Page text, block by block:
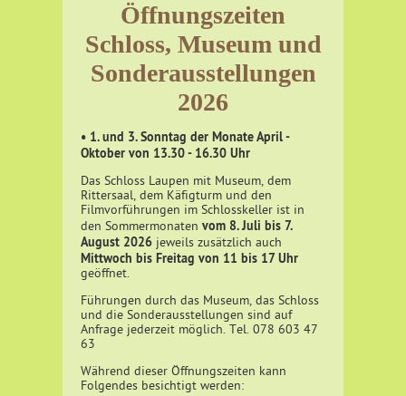
Öffnungszeiten
Schloss, Museum und
Sonderausstellungen
2026
• 1. und 3. Sonntag der Monate April -
Oktober von 13.30 - 16.30 Uhr
Das Schloss Laupen mit Museum, dem
Rittersaal, dem Käfigturm und den
Filmvorführungen im Schlosskeller ist in
den Sommermonaten vom 8. Juli bis 7.
August 2026 jeweils zusätzlich auch
Mittwoch bis Freitag von 11 bis 17 Uhr
geöffnet.
Führungen durch das Museum, das Schloss
und die Sonderausstellungen sind auf
Anfrage jederzeit möglich. Tel. 078 603 47
63
Während dieser Öffnungszeiten kann
Folgendes besichtigt werden: